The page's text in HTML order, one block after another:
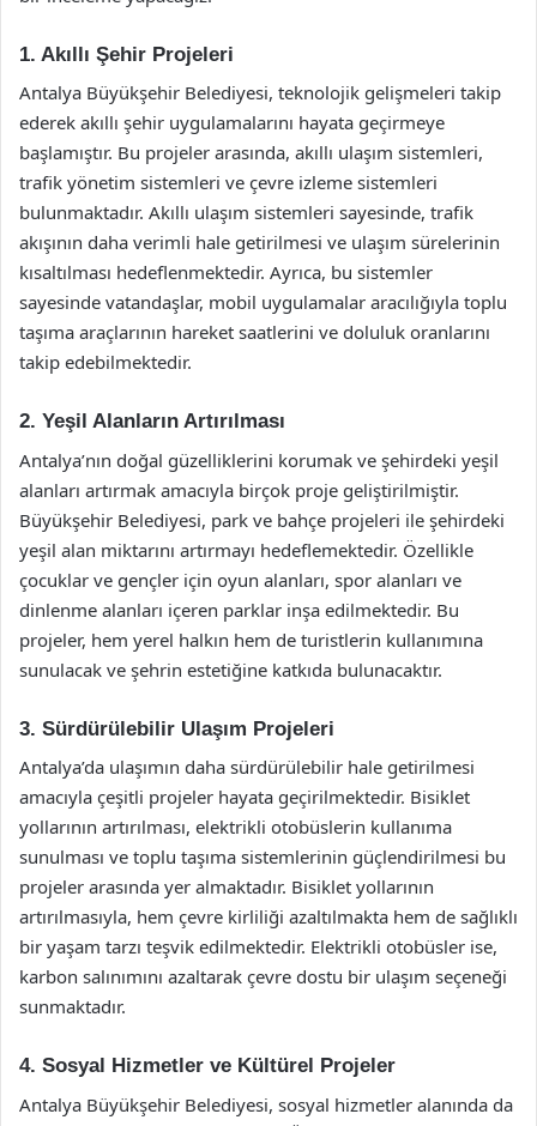
1. Akıllı Şehir Projeleri
Antalya Büyükşehir Belediyesi, teknolojik gelişmeleri takip
ederek akıllı şehir uygulamalarını hayata geçirmeye
başlamıştır. Bu projeler arasında, akıllı ulaşım sistemleri,
trafik yönetim sistemleri ve çevre izleme sistemleri
bulunmaktadır. Akıllı ulaşım sistemleri sayesinde, trafik
akışının daha verimli hale getirilmesi ve ulaşım sürelerinin
kısaltılması hedeflenmektedir. Ayrıca, bu sistemler
sayesinde vatandaşlar, mobil uygulamalar aracılığıyla toplu
taşıma araçlarının hareket saatlerini ve doluluk oranlarını
takip edebilmektedir.
2. Yeşil Alanların Artırılması
Antalya’nın doğal güzelliklerini korumak ve şehirdeki yeşil
alanları artırmak amacıyla birçok proje geliştirilmiştir.
Büyükşehir Belediyesi, park ve bahçe projeleri ile şehirdeki
yeşil alan miktarını artırmayı hedeflemektedir. Özellikle
çocuklar ve gençler için oyun alanları, spor alanları ve
dinlenme alanları içeren parklar inşa edilmektedir. Bu
projeler, hem yerel halkın hem de turistlerin kullanımına
sunulacak ve şehrin estetiğine katkıda bulunacaktır.
3. Sürdürülebilir Ulaşım Projeleri
Antalya’da ulaşımın daha sürdürülebilir hale getirilmesi
amacıyla çeşitli projeler hayata geçirilmektedir. Bisiklet
yollarının artırılması, elektrikli otobüslerin kullanıma
sunulması ve toplu taşıma sistemlerinin güçlendirilmesi bu
projeler arasında yer almaktadır. Bisiklet yollarının
artırılmasıyla, hem çevre kirliliği azaltılmakta hem de sağlıklı
bir yaşam tarzı teşvik edilmektedir. Elektrikli otobüsler ise,
karbon salınımını azaltarak çevre dostu bir ulaşım seçeneği
sunmaktadır.
4. Sosyal Hizmetler ve Kültürel Projeler
Antalya Büyükşehir Belediyesi, sosyal hizmetler alanında da